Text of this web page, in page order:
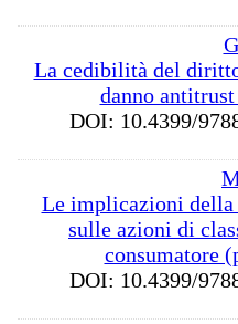
La cedibilità del
danno
DOI: 10.4399/
Le implicazioni
sulle azioni di
consumatore
DOI: 10.4399/